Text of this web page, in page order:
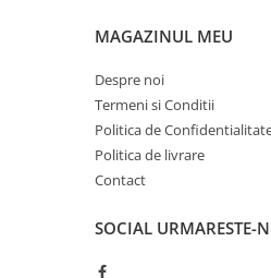
MAGAZINUL MEU
Despre noi
Termeni si Conditii
Politica de
Politica de livrare
Contact
SOCIAL URMARESTE-